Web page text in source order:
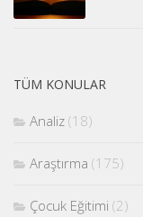
TÜM KONULAR
Analiz (18)
Araştırma (175)
Çocuk Eğitimi (2)